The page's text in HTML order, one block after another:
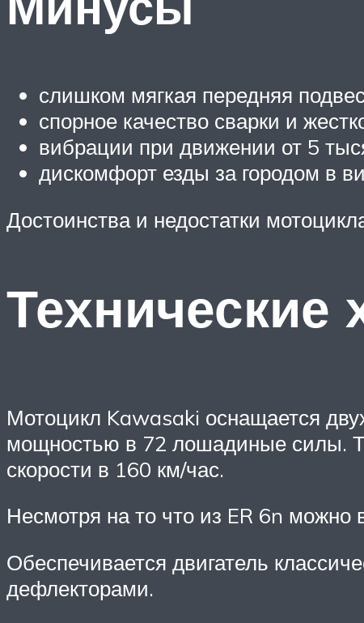
слишком мягкая передняя
спорное качество сварки и
вибрации при движении от 5
дискомфорт езды за городом в
Достоинства и недостатки
Технические
Мотоцикл Kawasaki оснащается
мощностью в 72 лошадиные силы.
скорости в 160 км/час.
Несмотря на то что из ER 6n можно
Обеспечивается двигатель
дефлекторами.